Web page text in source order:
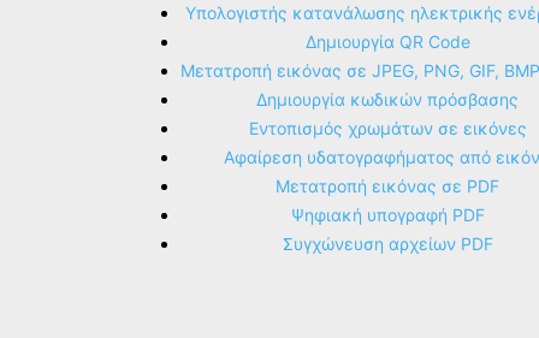
Υπολογιστής κατανάλωσης ηλεκτρικής
Δημιουργία QR Code
Μετατροπή εικόνας σε JPEG, PNG, GIF,
Δημιουργία κωδικών πρόσβασης
Εντοπισμός χρωμάτων σε εικόνες
Αφαίρεση υδατογραφήματος από
Μετατροπή εικόνας σε PDF
Ψηφιακή υπογραφή PDF
Συγχώνευση αρχείων PDF